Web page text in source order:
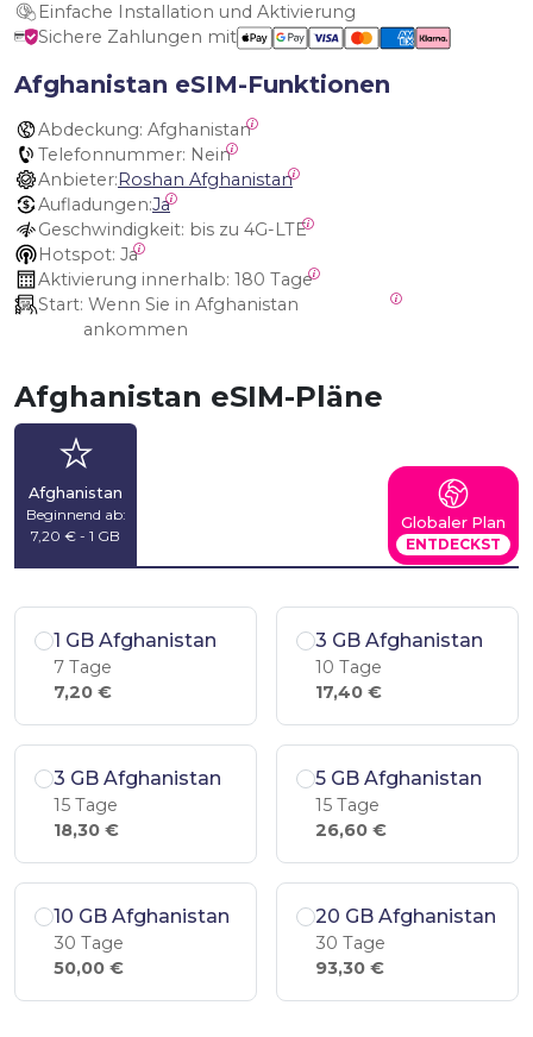
Einfache Installation und Aktivierung
Sichere Zahlungen mit
Afghanistan eSIM-Funktionen
Abdeckung: Afghanistan
Telefonnummer: Nein
Anbieter:Roshan Afghanistan
Aufladungen:Ja
Geschwindigkeit: bis zu 4G-LTE
Hotspot: Ja
Aktivierung innerhalb: 180 Tage
Start:
ankommen
Afghanistan eSIM-Pläne
Afghanistan
Beginnend ab:
7,20 € - 1 GB
Globaler Plan
ENTDECKST
1 GB Afghanistan
7 Tage
7,20 €
3 GB Afghanistan
10 Tage
17,40 €
3 GB Afghanistan
15 Tage
18,30 €
5 GB Afghanistan
15 Tage
26,60 €
10 GB Afghanistan
30 Tage
50,00 €
20 GB Afghanistan
30 Tage
93,30 €